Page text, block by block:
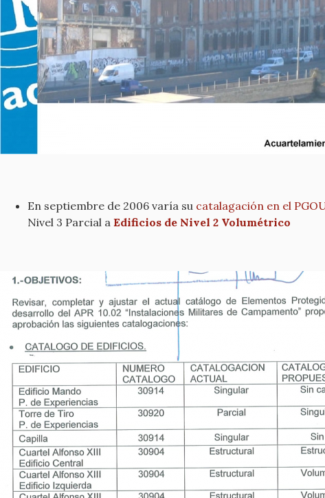
En septiembre de 2006 varía su catalagación en el
Nivel 3 Parcial a Edificios de Nivel 2 Volumétrico